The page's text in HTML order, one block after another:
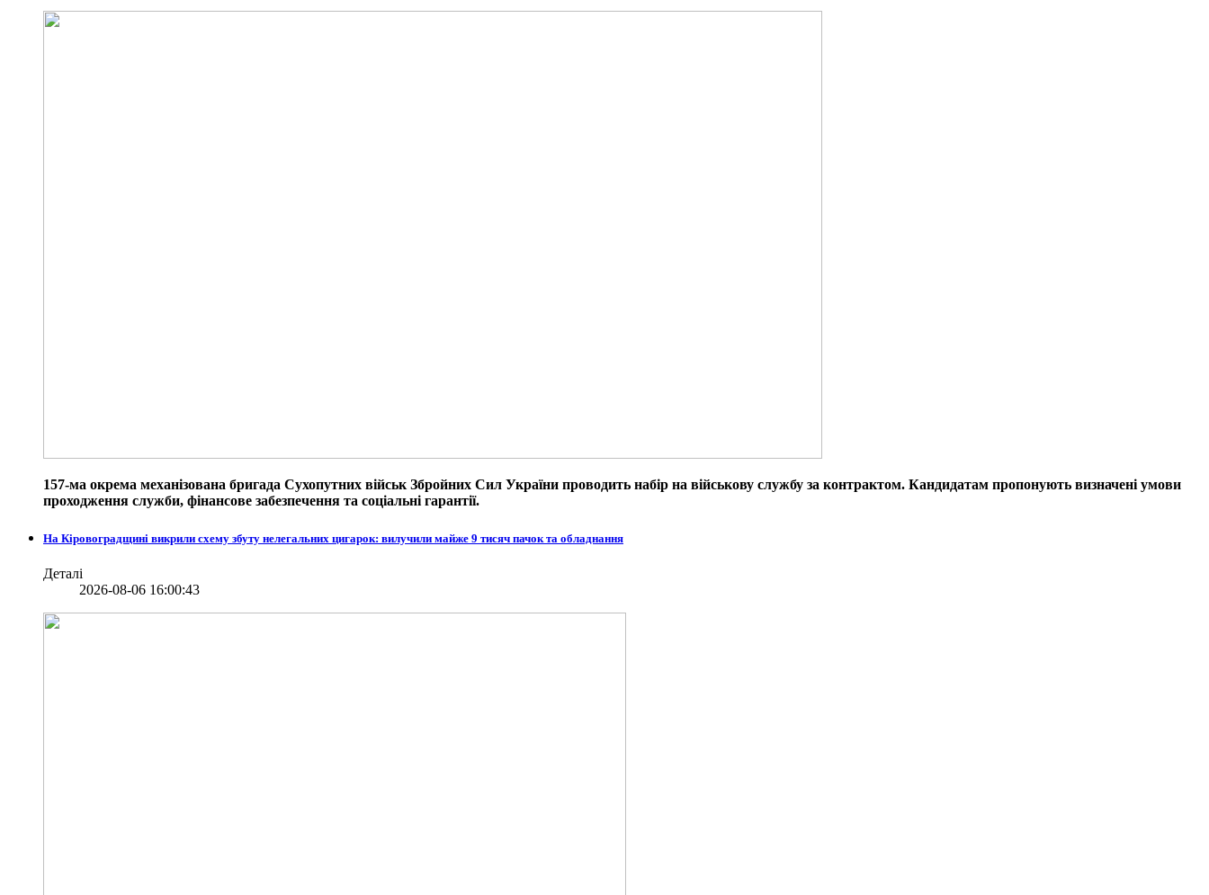
157-ма окрема механізована бригада Сухопутних військ Збройних Сил України проводить набір на військову службу за контрактом. Кандидатам пропонують визначені умови
проходження служби, фінансове забезпечення та соціальні гарантії.
На Кіровоградщині викрили схему збуту нелегальних цигарок: вилучили майже 9 тисяч пачок та обладнання
Деталі
2026-08-06 16:00:43